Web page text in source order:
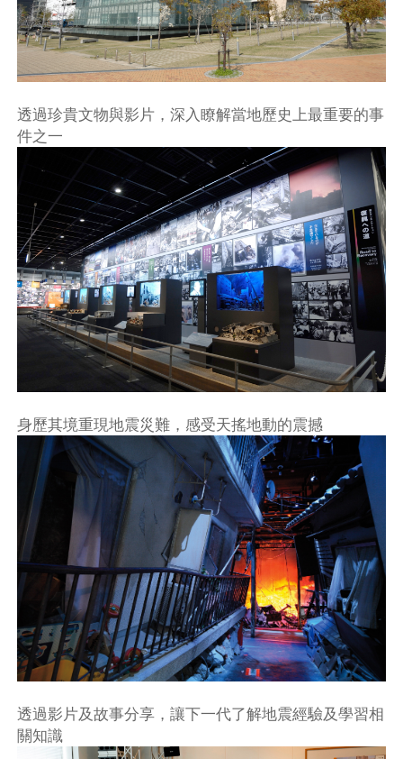
透過珍貴文物與影片，深入瞭解當地歷史上最重要的事
件之一
身歷其境重現地震災難，感受天搖地動的震撼
透過影片及故事分享，讓下一代了解地震經驗及學習相
關知識